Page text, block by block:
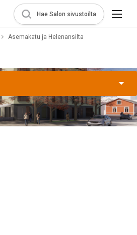
Hae Salon sivustoilta
Asemakatu ja Helenansilta